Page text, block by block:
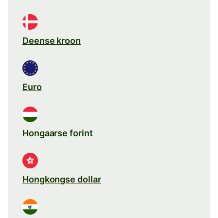
Deense kroon
Euro
Hongaarse forint
Hongkongse dollar